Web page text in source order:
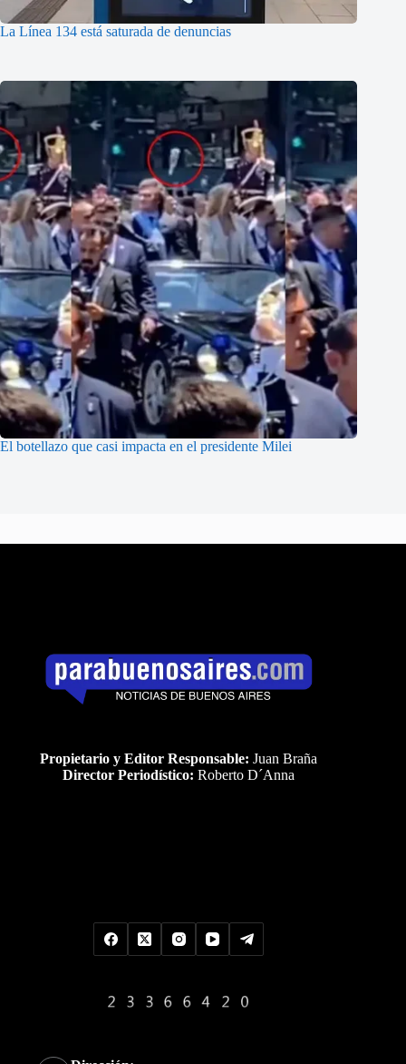
La Línea 134 está saturada de denuncias
El botellazo que casi impacta en el presidente Milei
Propietario y Editor Responsable: Juan Braña
Director Periodístico: Roberto D´Anna